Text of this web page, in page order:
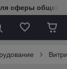
сферы